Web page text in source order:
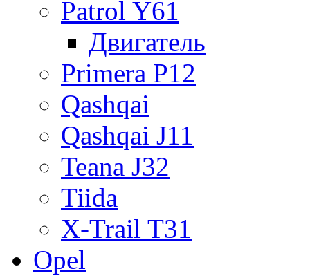
Patrol Y61
Двигатель
Primera P12
Qashqai
Qashqai J11
Teana J32
Tiida
X-Trail T31
Opel